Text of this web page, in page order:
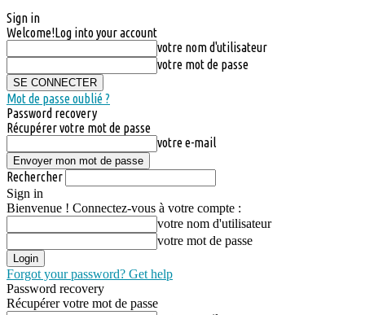
Sign in
Welcome!Log into your account
votre nom d'utilisateur
votre mot de passe
Mot de passe oublié ?
Password recovery
Récupérer votre mot de passe
votre e-mail
Rechercher
Sign in
Bienvenue ! Connectez-vous à votre compte :
votre nom d'utilisateur
votre mot de passe
Forgot your password? Get help
Password recovery
Récupérer votre mot de passe